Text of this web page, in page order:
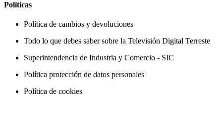
Políticas
Política de cambios y devoluciones
Todo lo que debes saber sobre la Televisión Digital Terreste
Superintendencia de Industria y Comercio - SIC
Política protección de datos personales
Política de cookies